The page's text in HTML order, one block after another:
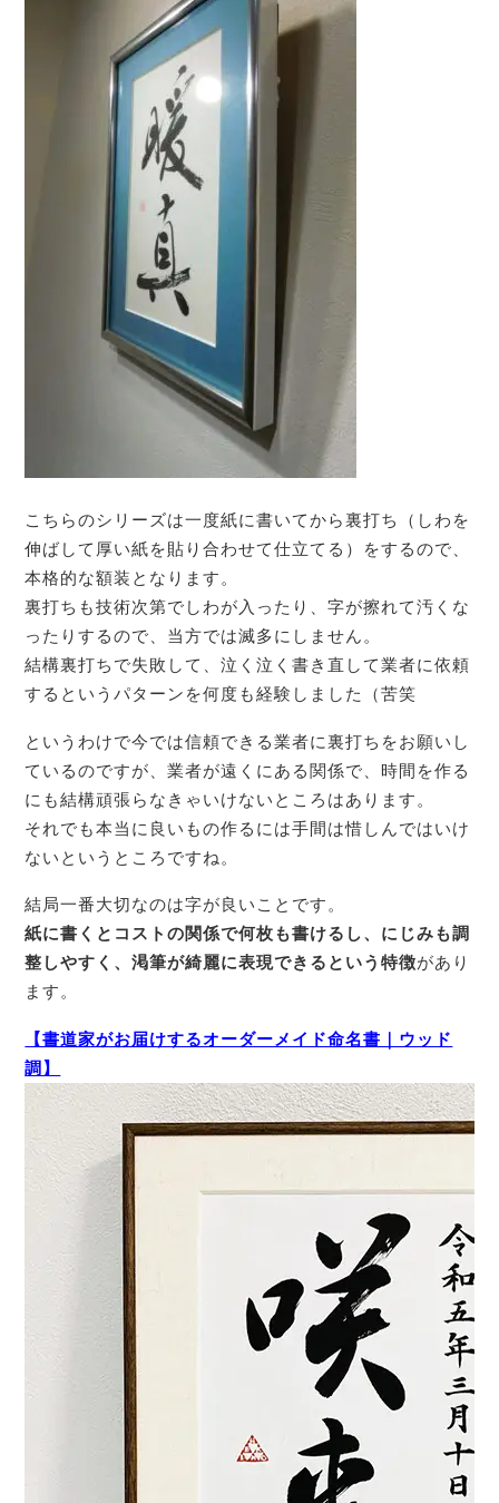
こちらのシリーズは一度紙に書いてから裏打ち（しわを
伸ばして厚い紙を貼り合わせて仕立てる）をするので、
本格的な額装となります。
裏打ちも技術次第でしわが入ったり、字が擦れて汚くな
ったりするので、当方では滅多にしません。
結構裏打ちで失敗して、泣く泣く書き直して業者に依頼
するというパターンを何度も経験しました（苦笑
というわけで今では信頼できる業者に裏打ちをお願いし
ているのですが、業者が遠くにある関係で、時間を作る
にも結構頑張らなきゃいけないところはあります。
それでも本当に良いもの作るには手間は惜しんではいけ
ないというところですね。
結局一番大切なのは字が良いことです。
紙に書くとコストの関係で何枚も書けるし、にじみも調
整しやすく、渇筆が綺麗に表現できるという特徴があり
ます。
【書道家がお届けするオーダーメイド命名書｜ウッド
調】